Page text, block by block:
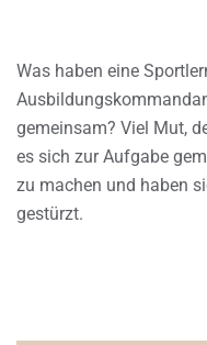
Was haben eine
gemeinsam? Viel Mut,
es sich zur Aufgabe
zu machen und haben
gestürzt.